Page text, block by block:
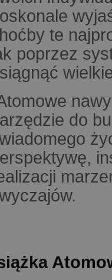
te
poprzez
do